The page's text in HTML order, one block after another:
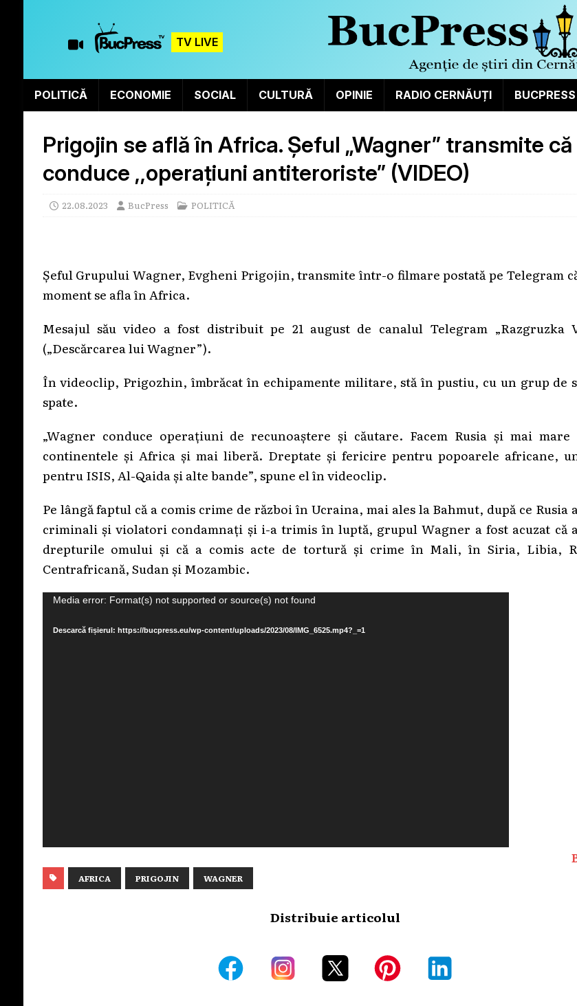
TV LIVE
POLITICĂ ECONOMIE SOCIAL CULTURĂ OPINIE RADIO CERNĂUȚI
Prigojin se află în Africa. Șeful „Wagner” transmite că
conduce ,,operațiuni antiteroriste” (VIDEO)
22.08.2023 BucPress POLITICĂ
Şeful Grupului Wagner, Evgheni Prigojin, transmite într-o filmare postată pe Telegram
moment se afla în Africa.
Mesajul său video a fost distribuit pe 21 august de canalul Telegram „Razgruzka
(„Descărcarea lui Wagner”).
În videoclip, Prigozhin, îmbrăcat în echipamente militare, stă în pustiu, cu un grup de
spate.
„Wagner conduce operaţiuni de recunoaştere şi căutare. Facem Rusia şi mai mare
continentele şi Africa şi mai liberă. Dreptate şi fericire pentru popoarele africane,
pentru ISIS, Al-Qaida şi alte bande”, spune el în videoclip.
Pe lângă faptul că a comis crime de război în Ucraina, mai ales la Bahmut, după ce Rusia
criminali şi violatori condamnaţi şi i-a trimis în luptă, grupul Wagner a fost acuzat că
drepturile omului şi că a comis acte de tortură şi crime în Mali, în Siria, Libia,
Centrafricană, Sudan şi Mozambic.
Player
Media error: Format(s) not supported or source(s) not found
Descarcă fișierul: https://bucpress.eu/wp-content/uploads/2023/08/IMG_6525.mp4?_=1
AFRICA PRIGOJIN WAGNER
Distribuie articolul